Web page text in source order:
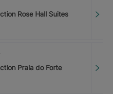
Rose Hall Suites
Praia do Forte